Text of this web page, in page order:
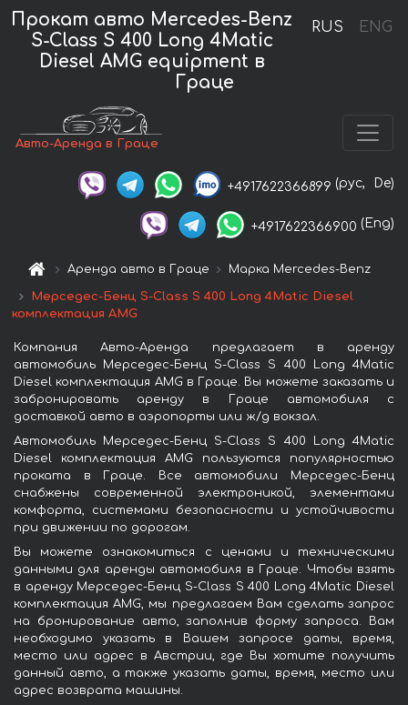
RUS ENG
Прокат авто Mercedes-Benz
S-Class S 400 Long 4Matic
Diesel AMG equipment в
Граце
Авто-Аренда в Граце
+4917622366899 (рус, De)
+4917622366900 (Eng)
Аренда авто в Граце Марка Mercedes-Benz
Мерседес-Бенц S-Class S 400 Long 4Matic Diesel
комплектация AMG
Компания Авто-Аренда предлагает в аренду
автомобиль Мерседес-Бенц S-Class S 400 Long 4Matic
Diesel комплектация AMG в Граце. Вы можете заказать и
забронировать аренду в Граце автомобиля с
доставкой авто в аэропорты или ж/д вокзал.
Автомобиль Мерседес-Бенц S-Class S 400 Long 4Matic
Diesel комплектация AMG пользуются популярностью
проката в Граце. Все автомобили Мерседес-Бенц
снабжены современной электроникой, элементами
комфорта, системами безопасности и устойчивости
при движении по дорогам.
Вы можете ознакомиться с ценами и техническими
данными для аренды автомобиля в Граце. Чтобы взять
в аренду Мерседес-Бенц S-Class S 400 Long 4Matic Diesel
комплектация AMG, мы предлагаем Вам сделать запрос
на бронирование авто, заполнив форму запроса. Вам
необходимо указать в Вашем запросе даты, время,
место или адрес в Австрии, где Вы хотите получить
данный авто, а также указать даты, время, место или
адрес возврата машины.